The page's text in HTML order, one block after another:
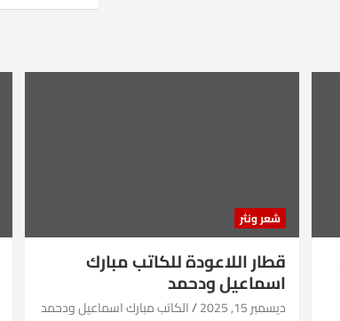
شعر ونثر
قطار اللاعودة للكاتب مبارك
اسماعيل ودحمد
ديسمبر 15, 2025 الكاتب مبارك اسماعيل ودحمد